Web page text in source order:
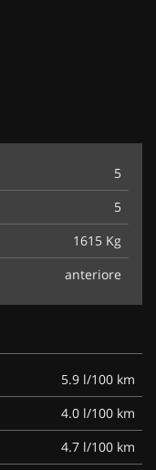
5
5
1615 Kg
anteriore
5.9 l/100 km
4.0 l/100 km
4.7 l/100 km